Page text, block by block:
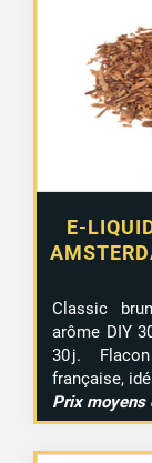
E-
Classic
arôme DIY
30 j.
française,
Prix moyens